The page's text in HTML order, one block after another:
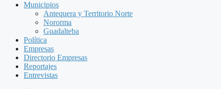
Municipios
Antequera y Territorio Norte
Nororma
Guadalteba
Política
Empresas
Directorio Empresas
Reportajes
Entrevistas